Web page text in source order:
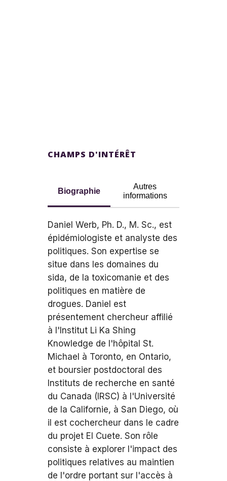
CHAMPS D'INTÉRÊT
Biographie
Autres
informations
Daniel Werb, Ph. D., M. Sc., est
épidémiologiste et analyste des
politiques. Son expertise se
situe dans les domaines du
sida, de la toxicomanie et des
politiques en matière de
drogues. Daniel est
présentement chercheur affilié
à l'Institut Li Ka Shing
Knowledge de l'hôpital St.
Michael à Toronto, en Ontario,
et boursier postdoctoral des
Instituts de recherche en santé
du Canada (IRSC) à l'Université
de la Californie, à San Diego, où
il est cochercheur dans le cadre
du projet El Cuete. Son rôle
consiste à explorer l'impact des
politiques relatives au maintien
de l'ordre portant sur l'accès à